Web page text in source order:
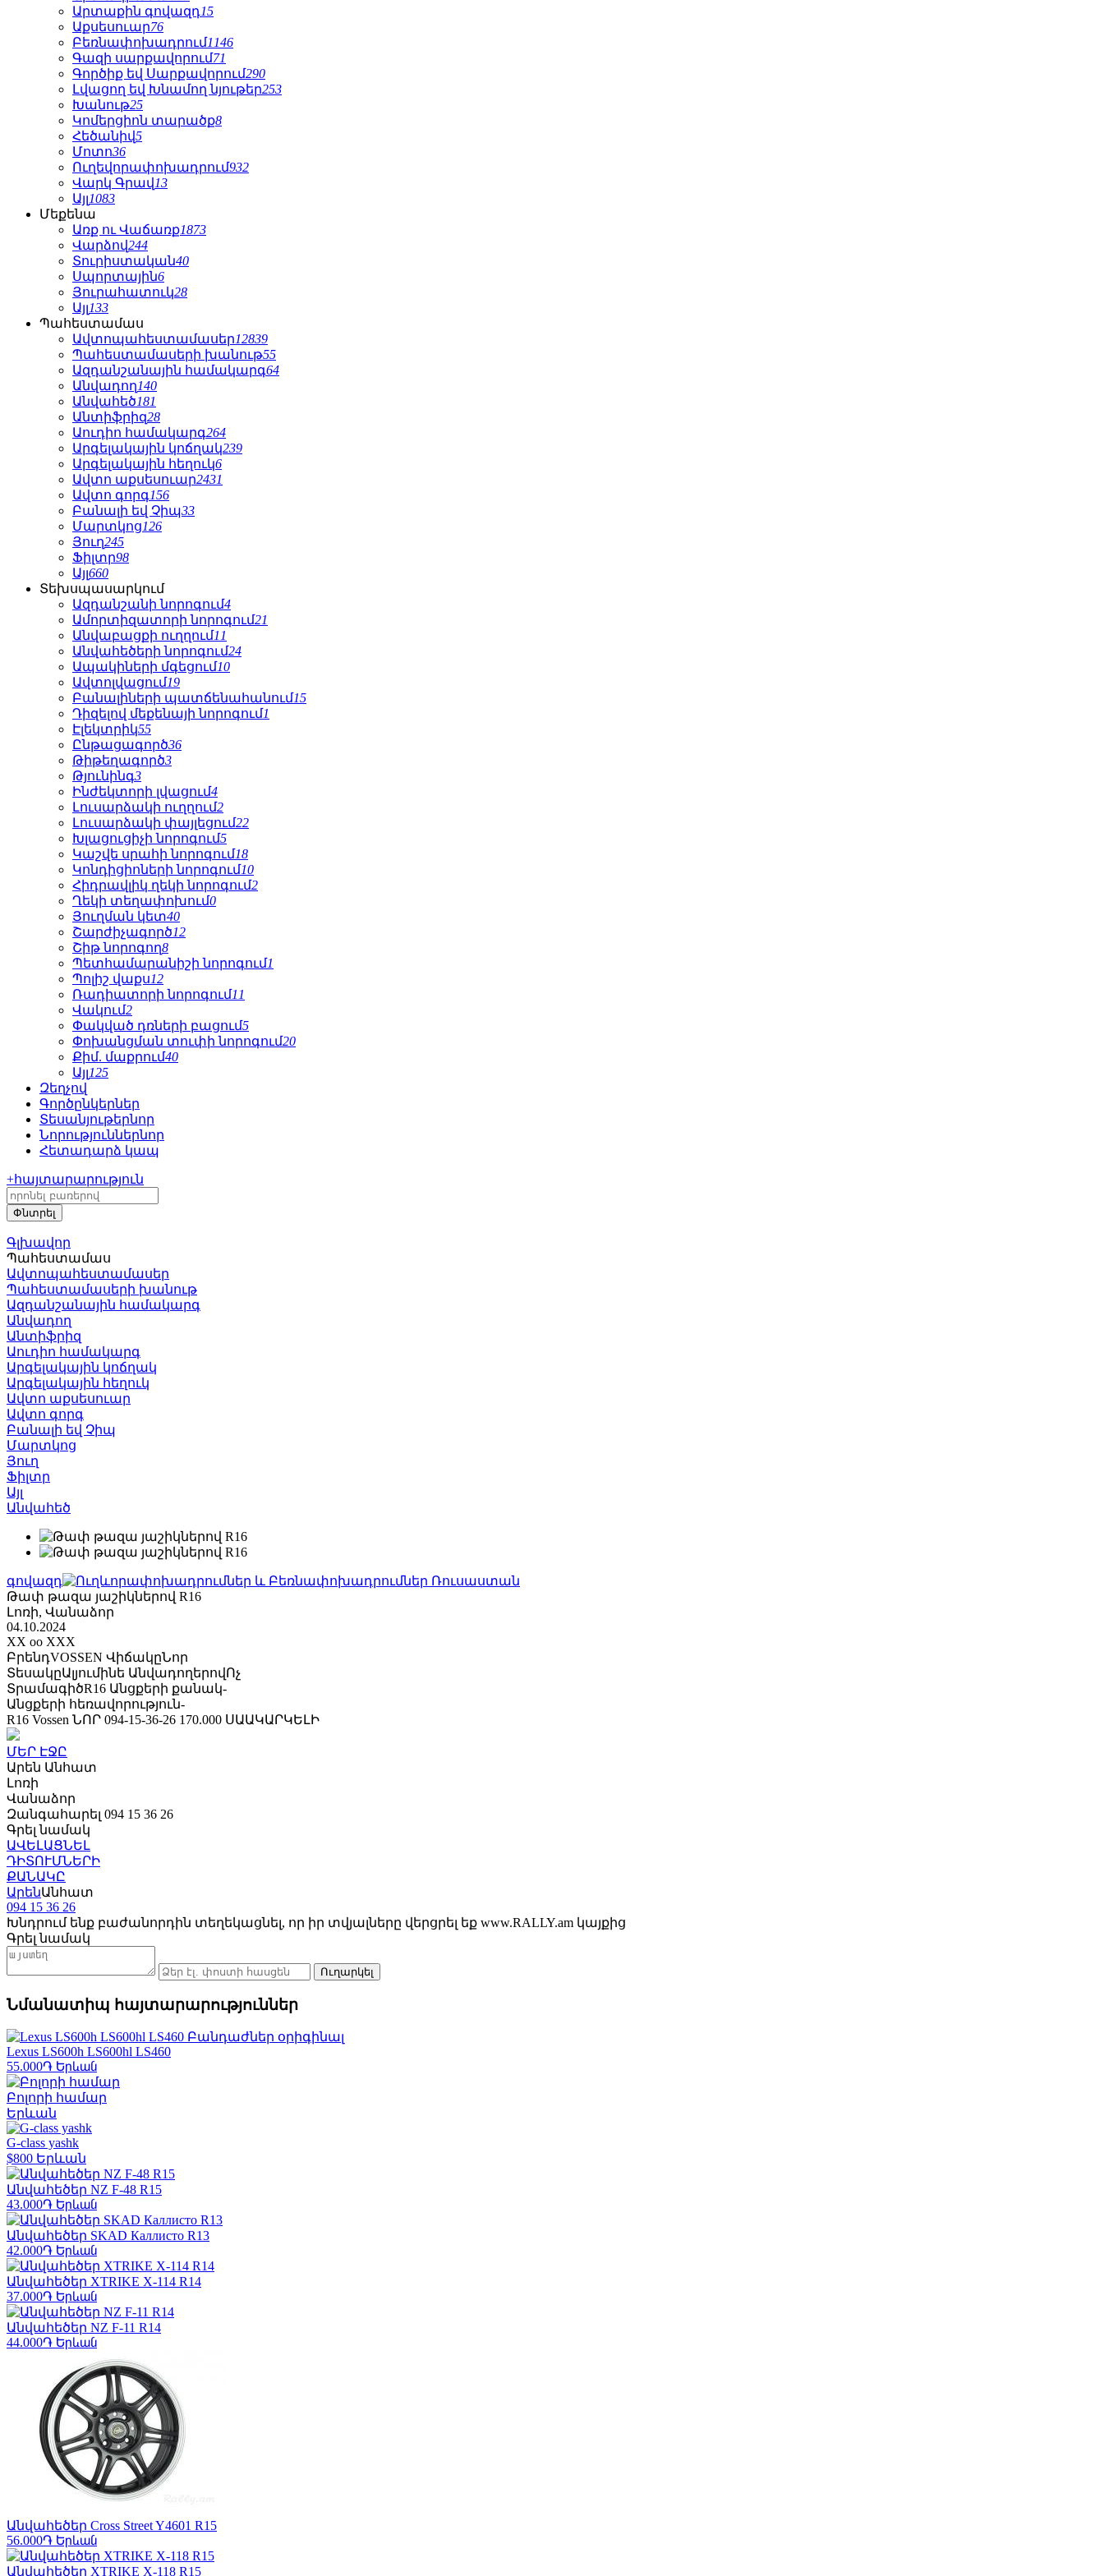
Արտաքին գովազդ15
Աքսեսուար76
Բեռնափոխադրում1146
Գազի սարքավորում71
Գործիք եվ Սարքավորում290
Լվացող եվ Խնամող նյութեր253
Խանութ25
Կոմերցիոն տարածք8
Հեծանիվ5
Մոտո36
Ուղեվորափոխադրում932
Վարկ Գրավ 13
Այլ1083
Մեքենա
Առք ու Վաճառք1873
Վարձով244
Տուրիստական40
Սպորտային6
Յուրահատուկ28
Այլ133
Պահեստամաս
Ավտոպահեստամասեր12839
Պահեստամասերի խանութ55
Ազդանշանային համակարգ64
Անվադող140
Անվահեծ181
Անտիֆրիզ28
Աուդիո համակարգ264
Արգելակային կոճղակ239
Արգելակային հեղուկ6
Ավտո աքսեսուար2431
Ավտո գորգ156
Բանալի եվ Չիպ33
Մարտկոց126
Յուղ245
Ֆիլտր98
Այլ660
Տեխսպասարկում
Ազդանշանի նորոգում4
Ամորտիզատորի նորոգում21
Անվաբացքի ուղղում11
Անվահեծերի նորոգում24
Ապակիների մգեցում10
Ավտոլվացում19
Բանալիների պատճենահանում15
Դիզելով մեքենայի նորոգում1
Էլեկտրիկ55
Ընթացագործ36
Թիթեղագործ3
Թյունինգ3
Ինժեկտորի լվացում4
Լուսարձակի ուղղում2
Լուսարձակի փայլեցում22
Խլացուցիչի նորոգում5
Կաշվե սրահի նորոգում18
Կոնդիցիոների նորոգում10
Հիդրավլիկ ղեկի նորոգում2
Ղեկի տեղափոխում0
Յուղման կետ40
Շարժիչագործ12
Շիթ նորոգող8
Պետհամարանիշի նորոգում1
Պոլիշ վաքս12
Ռադիատորի նորոգում11
Վակում2
Փակված դռների բացում5
Փոխանցման տուփի նորոգում20
Քիմ. մաքրում40
Այլ125
Զեղչով
Գործընկերներ
Տեսանյութերնոր
Նորություններնոր
Հետադարձ կապ
+հայտարարություն
Գլխավոր
Պահեստամաս
Ավտոպահեստամասեր
Պահեստամասերի խանութ
Ազդանշանային համակարգ
Անվադող
Անտիֆրիզ
Աուդիո համակարգ
Արգելակային կոճղակ
Արգելակային հեղուկ
Ավտո աքսեսուար
Ավտո գորգ
Բանալի եվ Չիպ
Մարտկոց
Յուղ
Ֆիլտր
Այլ
Անվահեծ
գովազդ
Թափ թազա յաշիկներով R16
Լոռի, Վանաձոր
04.10.2024
XX oo XXX
ԲրենդVOSSEN ՎիճակըՆոր
ՏեսակըԱլյումինե ԱնվադողերովՈչ
ՏրամագիծR16 Անցքերի քանակ-
Անցքերի հեռավորություն-
R16 Vossen ՆՈՐ 094-15-36-26 170.000 ՍԱԱԿԱՐԿԵԼԻ
ՄԵՐ ԷՋԸ
Արեն Անհատ
Լոռի
Վանաձոր
Զանգահարել 094 15 36 26
Գրել նամակ
ԱՎԵԼԱՑՆԵԼ
ԴԻՏՈՒՄՆԵՐԻ
ՔԱՆԱԿԸ
ԱրենԱնհատ
094 15 36 26
Խնդրում ենք բաժանորդին տեղեկացնել, որ իր տվյալները վերցրել եք www.RALLY.am կայքից
Գրել նամակ
Նմանատիպ հայտարարություններ
Lexus LS600h LS600hl LS460
55.000֏ Երևան
Բոլորի համար
Երևան
G-class yashk
$800 Երևան
Անվահեծեր NZ F-48 R15
43.000֏ Երևան
Անվահեծեր SKAD Каллисто R13
42.000֏ Երևան
Անվահեծեր XTRIKE X-114 R14
37.000֏ Երևան
Անվահեծեր NZ F-11 R14
44.000֏ Երևան
Անվահեծեր Cross Street Y4601 R15
56.000֏ Երևան
Անվահեծեր XTRIKE X-118 R15